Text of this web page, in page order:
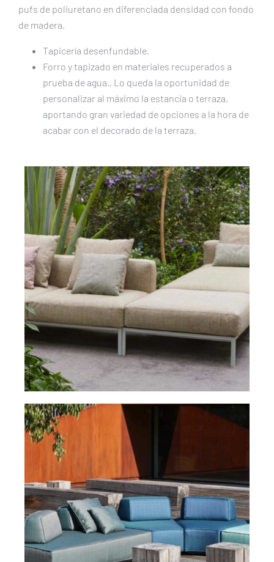
pufs de poliuretano en diferenciada densidad con fondo
de madera.
Tapicería desenfundable.
Forro y tapizado en materiales recuperados a
prueba de agua., Lo queda la oportunidad de
personalizar al máximo la estancia o terraza,
aportando gran variedad de opciones a la hora de
acabar con el decorado de la terraza.